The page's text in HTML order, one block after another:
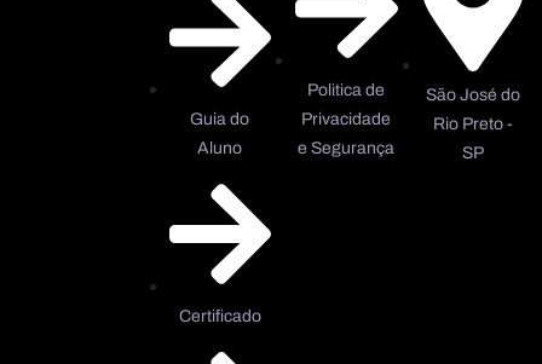
Guia do
Aluno
Certificado
Politica de
Privacidade
e Segurança
São José do
Rio Preto -
SP